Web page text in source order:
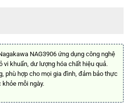
NAG3906 ứng dụng công nghệ
vi khuẩn, dư lượng hóa chất hiệu quả.
phù hợp cho mọi gia đình, đảm bảo thực
mỗi ngày.